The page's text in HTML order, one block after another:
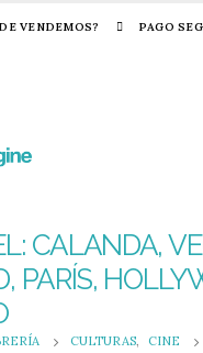
VENDEMOS? PAGO
CALANDA,
PARÍS,
CULTURAS,
CINE